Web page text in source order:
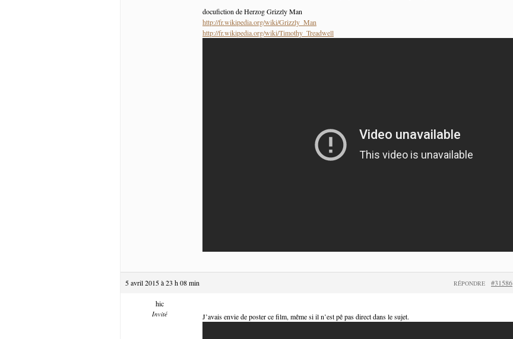
docufiction de Herzog Grizzly Man
http://fr.wikipedia.org/wiki/Grizzly_Man
http://fr.wikipedia.org/wiki/Timothy_Treadwell
5 avril 2015 à 23 h 08 min #31586
RÉPONDRE
hic
Invité J’avais envie de poster ce film, même si il n’est pê pas direct dans le sujet.